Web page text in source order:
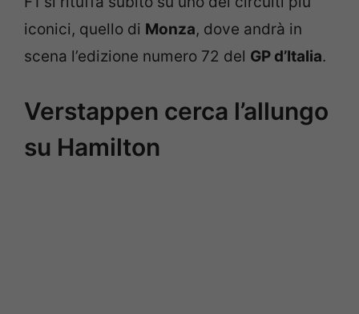
iconici, quello di Monza, dove andrà in
scena l’edizione numero 72 del GP d’Italia.
Verstappen cerca l’allungo
su Hamilton